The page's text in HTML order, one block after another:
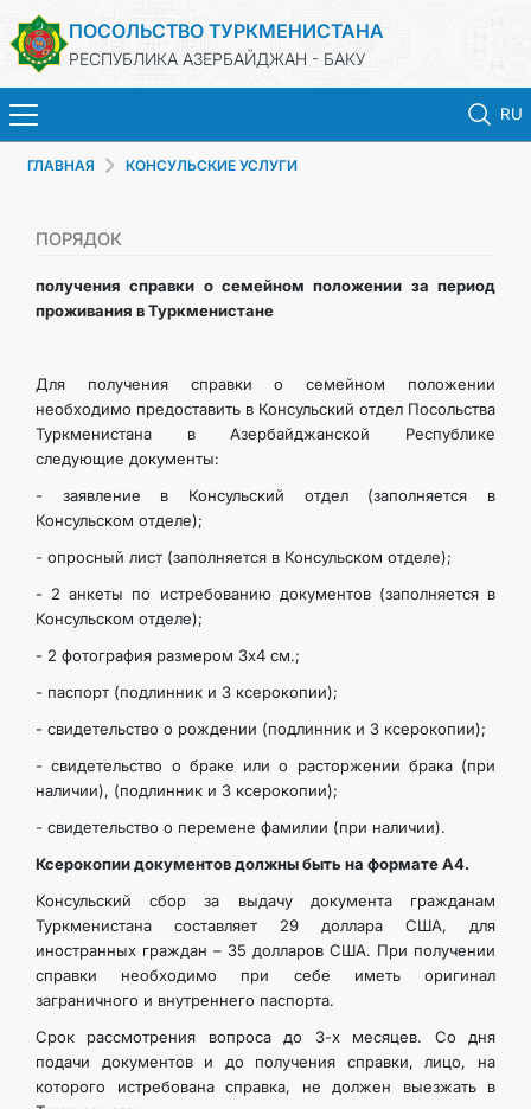
ПОСОЛЬСТВО ТУРКМЕНИСТАНА
РЕСПУБЛИКА АЗЕРБАЙДЖАН - БАКУ
RU
ГЛАВНАЯ
МИД
КОНТАКТНЫЕ ДАННЫЕ
ГЛАВНАЯ КОНСУЛЬСКИЕ УСЛУГИ
ПОРЯДОК
получения справки о семейном положении за период
проживания в Туркменистане
Для получения справки о семейном положении
необходимо предоставить в Консульский отдел Посольства
Туркменистана в Азербайджанской Республике
следующие документы:
- заявление в Консульский отдел (заполняется в
Консульском отделе);
- опросный лист (заполняется в Консульском отделе);
- 2 анкеты по истребованию документов (заполняется в
Консульском отделе);
- 2 фотография размером 3х4 см.;
- паспорт (подлинник и 3 ксерокопии);
- свидетельство о рождении (подлинник и 3 ксерокопии);
- свидетельство о браке или о расторжении брака (при
наличии), (подлинник и 3 ксерокопии);
- свидетельство о перемене фамилии (при наличии).
Ксерокопии документов должны быть на формате А4.
Консульский сбор за выдачу документа гражданам
Туркменистана составляет 29 доллара США, для
иностранных граждан – 35 долларов США. При получении
справки необходимо при себе иметь оригинал
заграничного и внутреннего паспорта.
Срок рассмотрения вопроса до 3-х месяцев. Со дня
подачи документов и до получения справки, лицо, на
которого истребована справка, не должен выезжать в